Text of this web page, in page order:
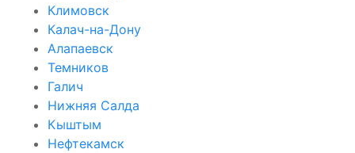
Климовск
Калач-на-Дону
Алапаевск
Темников
Галич
Нижняя Салда
Кыштым
Нефтекамск